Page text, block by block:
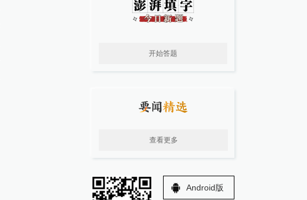
开始答题
查看更多
Android版